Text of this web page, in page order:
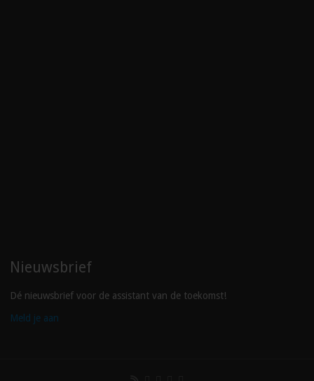
Nieuwsbrief
Dé nieuwsbrief voor de assistant van de toekomst!
Meld je aan